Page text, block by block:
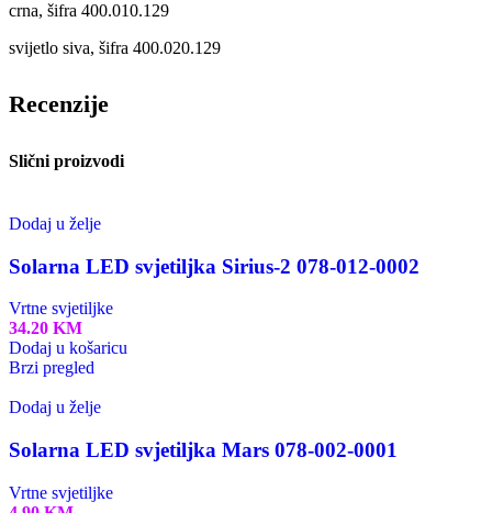
crna, šifra 400.010.129
svijetlo siva, šifra 400.020.129
Recenzije
Slični proizvodi
Dodaj u želje
Solarna LED svjetiljka Sirius-2 078-012-0002
Vrtne svjetiljke
34.20 KM
Dodaj u košaricu
Brzi pregled
Dodaj u želje
Solarna LED svjetiljka Mars 078-002-0001
Vrtne svjetiljke